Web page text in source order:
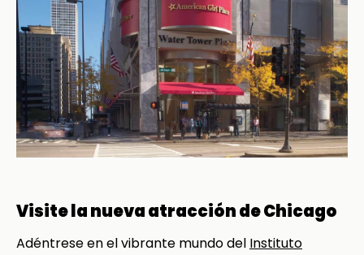
Visite la nueva atracción de Chicago
Adéntrese en el vibrante mundo del Instituto